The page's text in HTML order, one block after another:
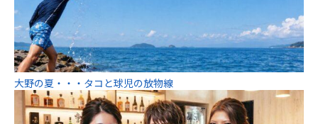
大野の夏・・・タコと球児の放物線